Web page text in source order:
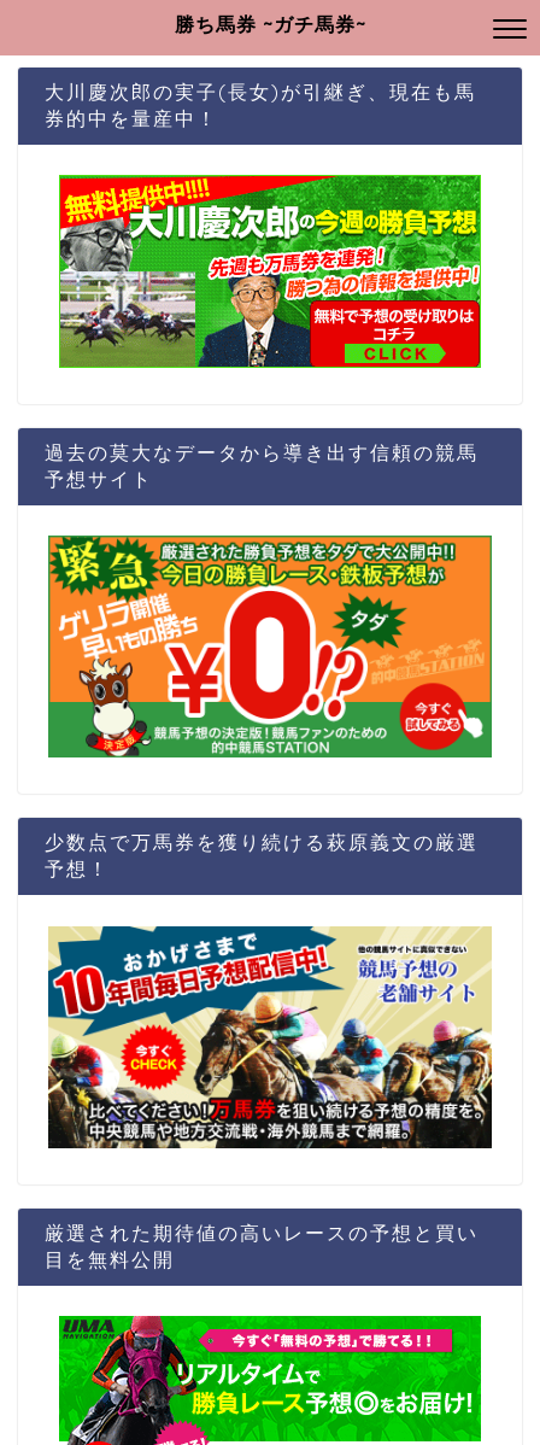
勝ち馬券 ~ガチ馬券~
大川慶次郎の実子(長女)が引継ぎ、現在も馬
券的中を量産中！
過去の莫大なデータから導き出す信頼の競馬
予想サイト
少数点で万馬券を獲り続ける萩原義文の厳選
予想！
厳選された期待値の高いレースの予想と買い
目を無料公開